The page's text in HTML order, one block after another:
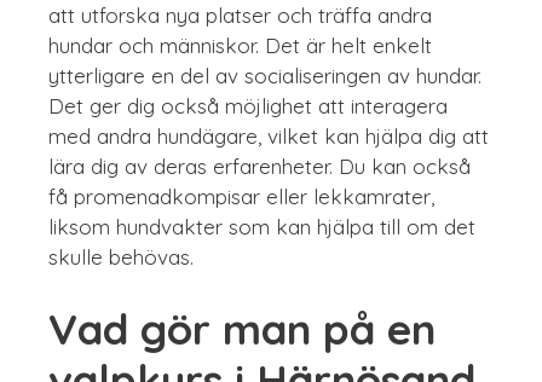
att utforska nya platser och träffa andra
hundar och människor. Det är helt enkelt
ytterligare en del av socialiseringen av hundar.
Det ger dig också möjlighet att interagera
med andra hundägare, vilket kan hjälpa dig att
lära dig av deras erfarenheter. Du kan också
få promenadkompisar eller lekkamrater,
liksom hundvakter som kan hjälpa till om det
skulle behövas.
Vad gör man på en